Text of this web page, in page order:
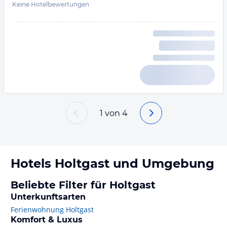
Keine Hotelbewertungen
1 von 4
Hotels Holtgast und Umgebung
Beliebte Filter für Holtgast
Unterkunftsarten
Ferienwohnung Holtgast
Komfort & Luxus